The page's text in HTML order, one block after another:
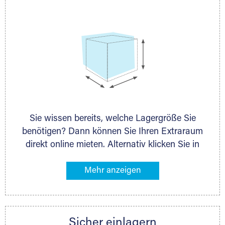
Holzcontainer
Sie wissen bereits, welche Lagergröße Sie
benötigen? Dann können Sie Ihren Extraraum
direkt online mieten. Alternativ klicken Sie in
Gegenstände an, die Sie einlagern möchten –
ermittelt. Natürlich steht Ihnen Ihr Extraraum